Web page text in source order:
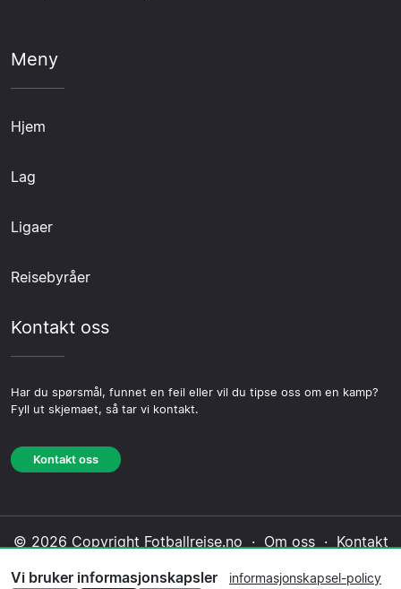
Meny
Hjem
Lag
Ligaer
Reisebyråer
Kontakt oss
Har du spørsmål, funnet en feil eller vil du tipse oss om en kamp?
Fyll ut skjemaet, så tar vi kontakt.
Kontakt oss
© 2026 Copyright Fotballreise.no · Om oss· Kontakt
policy·Redaksjonell policy
Vi bruker informasjonskapsler informasjonskapsel-policy